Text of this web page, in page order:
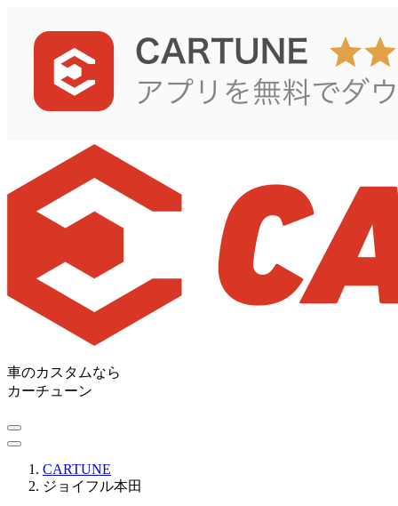
車のカスタムなら
カーチューン
CARTUNE
ジョイフル本田